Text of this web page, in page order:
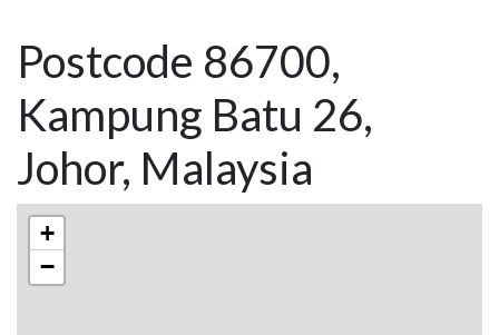
Postcode 86700,
Kampung Batu 26,
Johor, Malaysia
+
−